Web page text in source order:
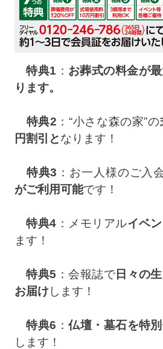
特典1 ： お葬式の料金が
ります。
特典2 ：“小さな森の家”の
円割引となります！
特典3 ：お一人様のご入
がご利用可能です！
特典4 ：メモリアルイベ
ます！
特典5 ：会報誌で 日々の
お届けします！
特典6 ：仏壇・墓石を特
します！